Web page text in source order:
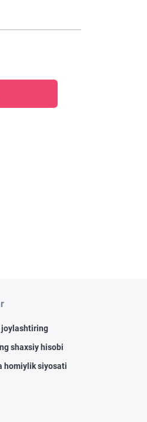
joylashtiring
shaxsiy hisobi
homiylik siyosati